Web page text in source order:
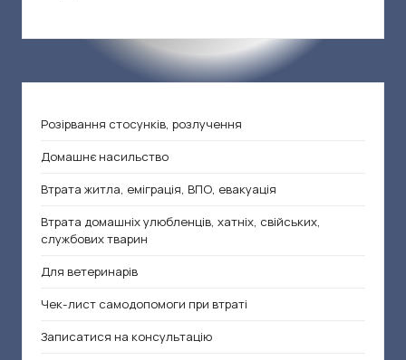
Розірвання стосунків, розлучення
Домашнє насильство
Втрата житла, еміграція, ВПО, евакуація
Втрата домашніх улюбленців, хатніх, свійських,
службових тварин
Для ветеринарів
Чек-лист самодопомоги при втраті
Записатися на консультацію